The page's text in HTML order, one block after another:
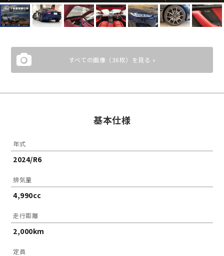
すべての画像（36枚）を見る »
基本仕様
年式
2024/R6
排気量
4,990cc
走行距離
2,000km
定員